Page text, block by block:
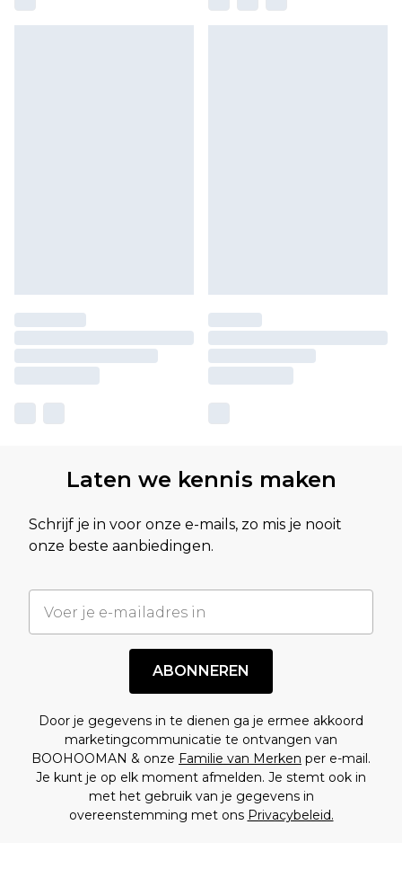
Laten we kennis maken
Schrijf je in voor onze e-mails, zo mis je nooit
onze beste aanbiedingen.
ABONNEREN
Door je gegevens in te dienen ga je ermee akkoord
marketingcommunicatie te ontvangen van
BOOHOOMAN & onze Familie van Merken per e-mail.
Je kunt je op elk moment afmelden. Je stemt ook in
met het gebruik van je gegevens in
overeenstemming met ons Privacybeleid.